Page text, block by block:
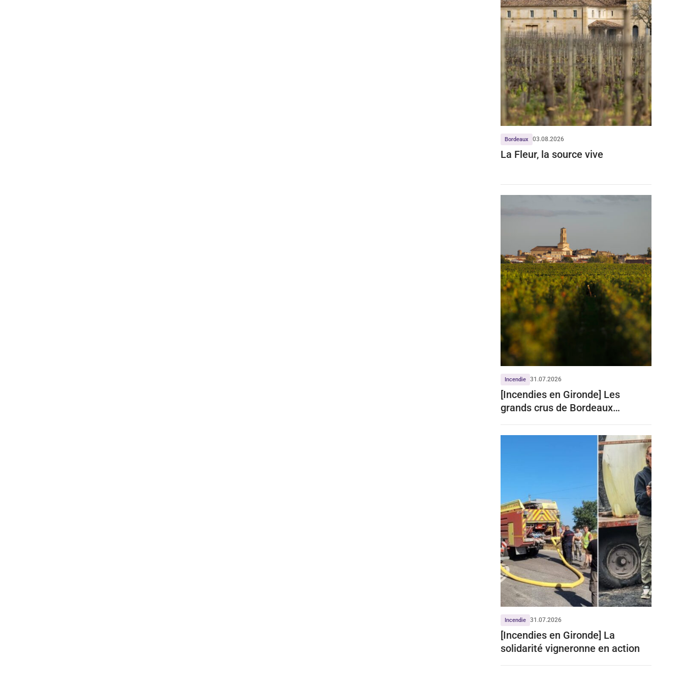
Bordeaux 03.08.2026
La Fleur, la source vive
Incendie 31.07.2026
[Incendies en Gironde] Les
grands crus de Bordeaux
Incendie 31.07.2026
[Incendies en Gironde] La
solidarité vigneronne en action